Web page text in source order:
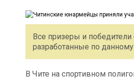
Все призеры и
разработанные по
В Чите на спортивном